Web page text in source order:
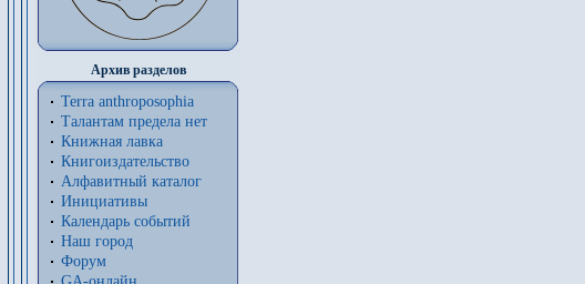
Архив разделов
Terra anthroposophia
Талантам предела нет
Книжная лавка
Книгоиздательство
Алфавитный каталог
Инициативы
Календарь событий
Наш город
Форум